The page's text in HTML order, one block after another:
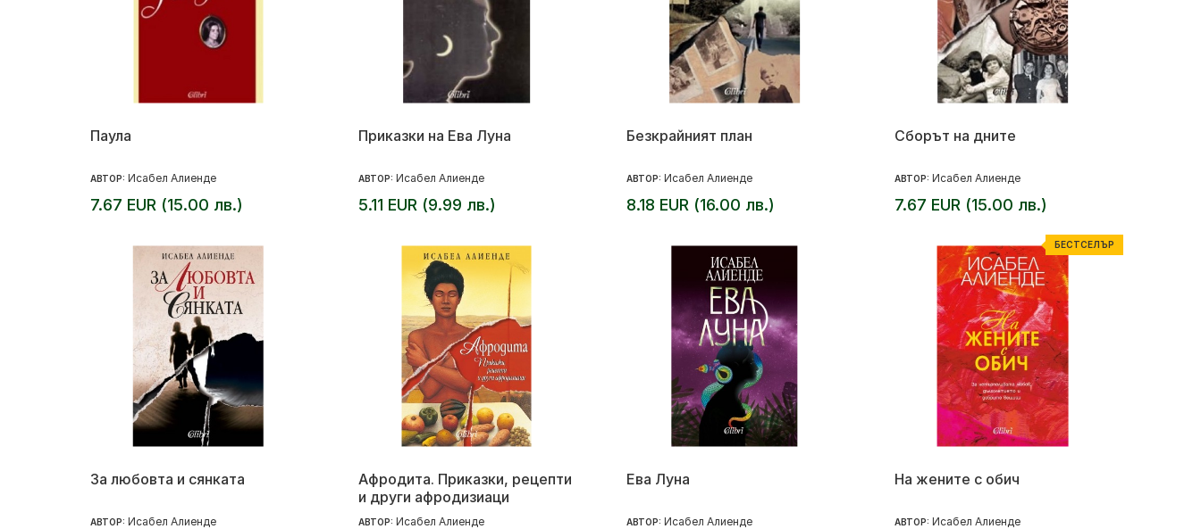
Паула
АВТОР: Исабел Алиенде
7.67 EUR (15.00 лв.)
Приказки на Ева Луна
АВТОР: Исабел Алиенде
5.11 EUR (9.99 лв.)
Безкрайният план
АВТОР: Исабел Алиенде
8.18 EUR (16.00 лв.)
Сборът на дните
АВТОР: Исабел Алиенде
7.67 EUR (15.00 лв.)
За любовта и сянката
АВТОР: Исабел Алиенде
Афродита. Приказки, рецепти
и други афродизиаци
АВТОР: Исабел Алиенде
Ева Луна
АВТОР: Исабел Алиенде
БЕСТСЕЛЪР
На жените с обич
АВТОР: Исабел Алиенде